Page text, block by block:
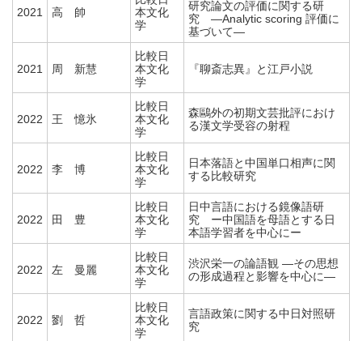
2021 高 帥
本文化
学
研究論文の評価に関する研
究 ―Analytic scoring 評価に
基づいて―
2021 周 新慧
比較日
本文化
学
『聊斎志異』と江戸小説
2022 王 憶氷
比較日
本文化
学
森鷗外の初期文芸批評におけ
る漢文学受容の射程
2022 李 博
比較日
本文化
学
日本落語と中国単口相声に関
する比較研究
2022 田 豊
比較日
本文化
学
日中言語における鏡像語研
究 ー中国語を母語とする日
本語学習者を中心にー
2022 左 曼麗
比較日
本文化
学
渋沢栄一の論語観 ―その思想
の形成過程と影響を中心に―
2022 劉 哲
比較日
本文化
学
言語政策に関する中日対照研
究